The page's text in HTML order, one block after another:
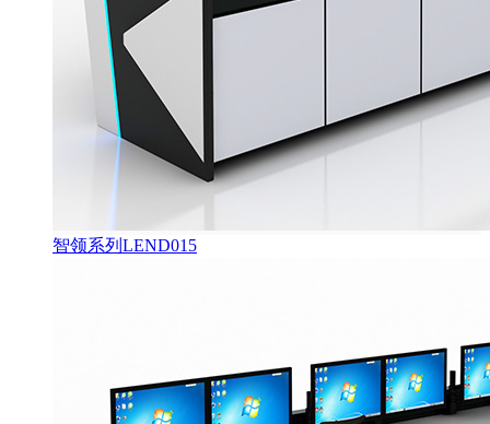
智领系列LEND015